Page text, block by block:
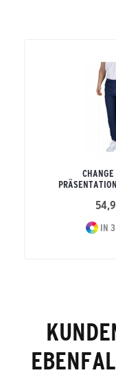
IN